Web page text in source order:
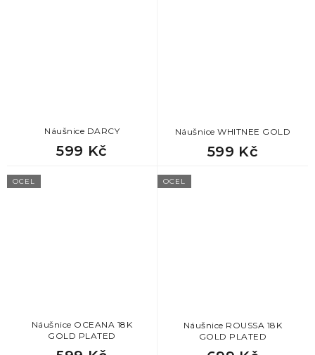
Náušnice DARCY
599 Kč
Náušnice WHITNEE GOLD
599 Kč
OCEL
Náušnice OCEANA 18K
GOLD PLATED
OCEL
Náušnice ROUSSA 18K
GOLD PLATED